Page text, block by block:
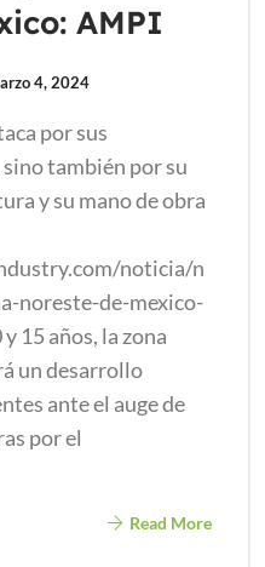
AMPI
4, 2024
por sus
también por su
y su mano de obra
noticia/n
noreste-de-mexico-
15 años, la zona
un desarrollo
ante el auge de
por el
Read More